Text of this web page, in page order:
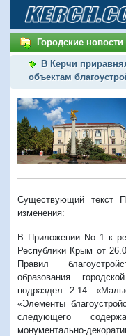
Городские новости
В Керчи
объектам
Существующий текст
изменения:
В Приложении No 1 к
Республики Крым от
Правил
образования
подраздел 2.14.
«Элементы
следующего
монументально-